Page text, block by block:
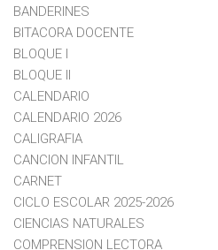
BANDERINES
BITACORA DOCENTE
BLOQUE I
BLOQUE II
CALENDARIO
CALENDARIO 2026
CALIGRAFIA
CANCION INFANTIL
CARNET
CICLO ESCOLAR 2025-2026
CIENCIAS NATURALES
COMPRENSION LECTORA